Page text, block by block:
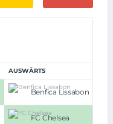
AUSWÄRTS
Benfica Lissabon
FC Chelsea